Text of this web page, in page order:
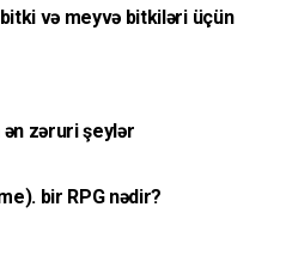
və meyvə bitkiləri üçün
ən zəruri şeylər
bir RPG nədir?